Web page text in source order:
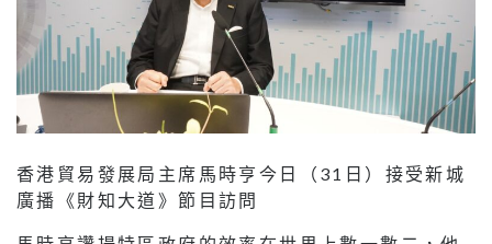
香港貿易發展局主席馬時亨今日（31日）接受新城
廣播《財知大道》節目訪問